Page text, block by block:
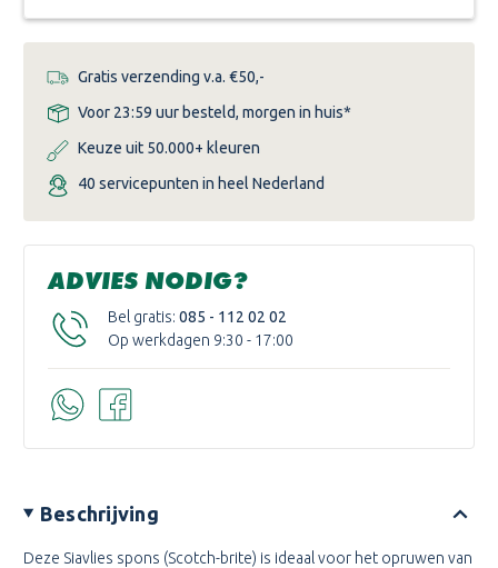
Gratis verzending v.a. €50,-
Voor 23:59 uur besteld, morgen in huis*
Keuze uit 50.000+ kleuren
40 servicepunten in heel Nederland
ADVIES NODIG?
Bel gratis: 085 - 112 02 02
Op werkdagen 9:30 - 17:00
Beschrijving
Deze Siavlies spons (Scotch-brite) is ideaal voor het opruwen van